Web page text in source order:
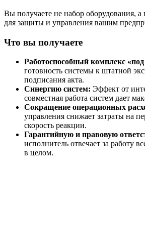
Вы получаете не набор оборудования,
для защиты и управления вашим
Что вы получаете
Работоспособный комплекс
готовность системы к штатной
подписания акта.
Синергию систем: Эффект от
совместная работа систем дает
Сокращение операционных
управления снижает затраты на
скорость реакции.
Гарантийную и правовую
исполнитель отвечает за работу
в целом.